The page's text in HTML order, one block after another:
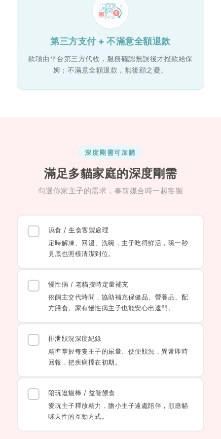
第三方支付 + 不滿意全額退款
款項由平台第三方代收，服務確認無誤後才撥款給保
姆；不滿意全額退款，無後顧之憂。
深度剛需可加購
滿足多貓家庭的深度剛需
勾選你家主子的需求，事前媒合時一起客製
濕食 / 生食客製處理
定時解凍、回溫、洗碗，主子吃得鮮活，碗一秒
見底也照樣清潔到位。
慢性病 / 老貓按時定量補充
依飼主交代時間，協助補充保健品、營養品、配
方膳食。家有慢性病主子也能安心出遠門。
排泄狀況深度紀錄
精準掌握每隻主子的尿量、便便狀況，異常即時
回報，把疾病擋在初期。
陪玩逗貓棒 / 益智餵食
愛玩主子釋放精力，膽小主子遠處陪伴，順應貓
咪天性的互動方式。